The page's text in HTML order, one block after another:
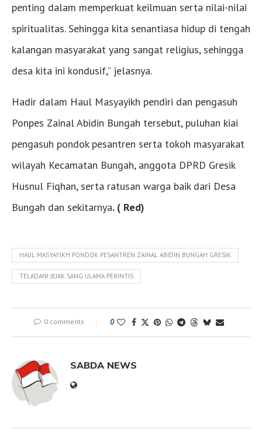
penting dalam memperkuat keilmuan serta nilai-nilai
spiritualitas. Sehingga kita senantiasa hidup di tengah
kalangan masyarakat yang sangat religius, sehingga
desa kita ini kondusif,” jelasnya.
Hadir dalam Haul Masyayikh pendiri dan pengasuh
Ponpes Zainal Abidin Bungah tersebut, puluhan kiai
pengasuh pondok pesantren serta tokoh masyarakat
wilayah Kecamatan Bungah, anggota DPRD Gresik
Husnul Fiqhan, serta ratusan warga baik dari Desa
Bungah dan sekitarnya. ( Red)
HAUL MASYAYIKH PONDOK PESANTREN ZAINAL ABIDIN BUNGAH GRESIK
TELADANI JEJAK SANG ULAMA PERINTIS
0 comments 0
SABDA NEWS